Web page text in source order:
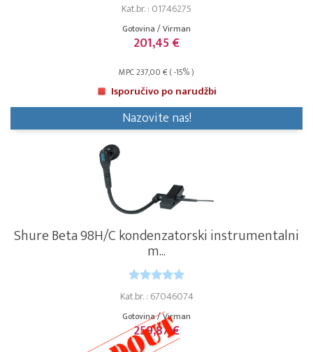
Kat.br. : 01746275
Gotovina / Virman
201,45 €
MPC 237,00 € ( -15% )
Isporučivo po narudžbi
Nazovite nas!
Shure Beta 98H/C kondenzatorski instrumentalni
m...
Kat.br. : 67046074
Gotovina / Virman
259,87 €